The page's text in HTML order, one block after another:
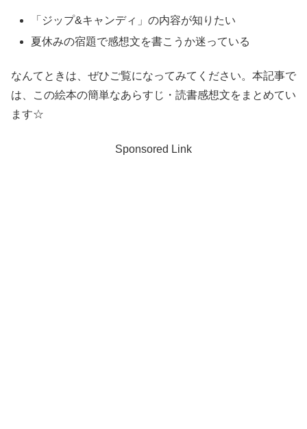
「ジップ&キャンディ」の内容が知りたい
夏休みの宿題で感想文を書こうか迷っている
なんてときは、ぜひご覧になってみてください。本記事で
は、この絵本の簡単なあらすじ・読書感想文をまとめてい
ます☆
Sponsored Link